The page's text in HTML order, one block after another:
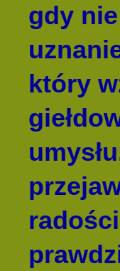
gdy
który